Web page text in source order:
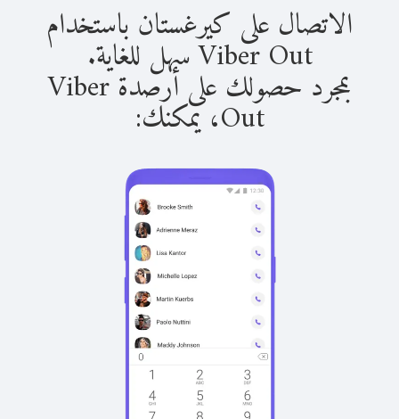
الاتصال على كيرغستان باستخدام
Viber Out سهل للغاية.
بمجرد حصولك على أرصدة Viber
Out، يمكنك: